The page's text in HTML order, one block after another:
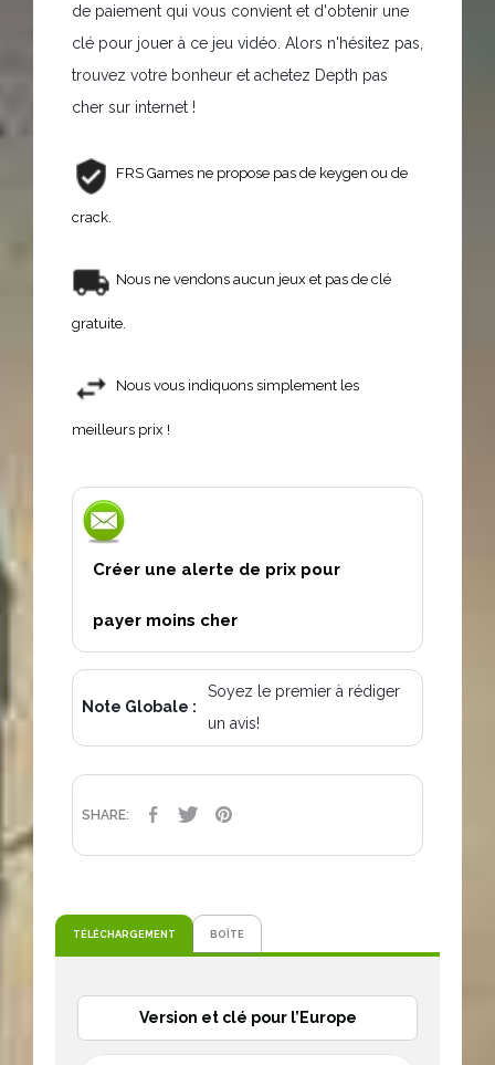
de paiement qui vous convient et d'obtenir une
clé pour jouer à ce jeu vidéo. Alors n'hésitez pas,
trouvez votre bonheur et achetez Depth pas
cher sur internet !
FRS Games ne propose pas de keygen ou de
crack.
Nous ne vendons aucun jeux et pas de clé
gratuite.
Nous vous indiquons simplement les
meilleurs prix !
Créer une alerte de prix pour
payer moins cher
Note Globale :
Soyez le premier à rédiger
un avis!
SHARE: PARTAGER
TWEET
TÉLÉCHARGEMENT BOÎTE
Version et clé pour l’Europe